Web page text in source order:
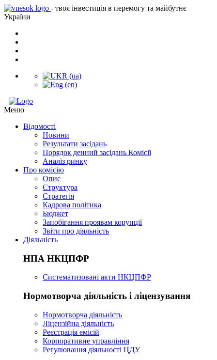
- твоя інвестиція в перемогу та майбутнє
України
Меню
Відомості
Новини
Результати засідань
Порядок денний засідань Комісії
Аналіз ринку
Про комісію
Опис
Структура
Стратегія
Кадрова політика
Бюджет
Запобігання проявам корупції
Звіти про діяльність
Діяльність
НПА НКЦПФР
Систематизовані акти НКЦПФР
Нормотворча діяльність і ліцензування
Нормотворча діяльність
Ліцензійна діяльність
Реєстрація емісій
Корпоративне управління
Регулювання діяльності ЦДУ